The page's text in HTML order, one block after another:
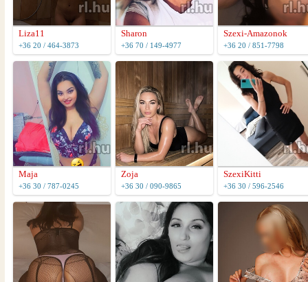
Liza11
+36 20 / 464-3873
Sharon
+36 70 / 149-4977
Szexi-Amazonok
+36 20 / 851-7798
Maja
+36 30 / 787-0245
Zoja
+36 30 / 090-9865
SzexiKitti
+36 30 / 596-2546